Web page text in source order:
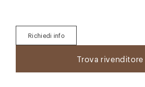
Richiedi info
Trova rivenditore